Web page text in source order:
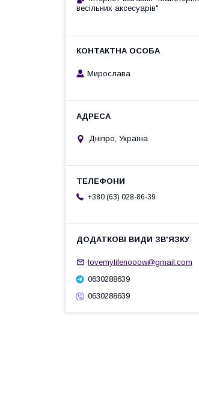
весільних аксесуарів"
Мирослава
Дніпро, Україна
+380 (63) 028-86-39
lovemylifenooow@gmail.com
0630288639
0630288639